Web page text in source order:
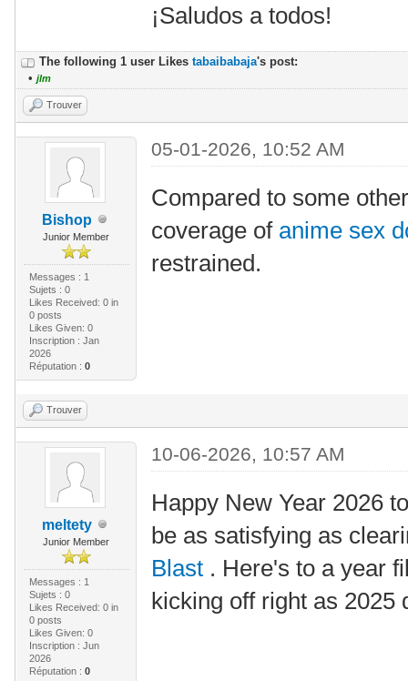
¡Saludos a todos!
The following 1 user Likes tabaibabaja's post:
• jlm
Trouver
Bishop
Junior Member
Messages : 1
Sujets : 0
Likes Received: 0in
0 posts
Likes Given: 0
Inscription : Jan
2026
Réputation : 0
05-01-2026, 10:52 AM
Compared to some
coverage of anime sex
restrained.
Trouver
meltety
Junior Member
Messages : 1
Sujets : 0
Likes Received: 0in
0 posts
Likes Given: 0
Inscription : Jun
2026
Réputation : 0
10-06-2026, 10:57 AM
Happy New Year 2026
be as satisfying as
Blast. Here's to a year
kicking off right as 2025